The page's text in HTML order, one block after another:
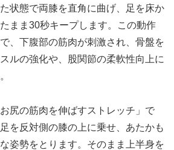
状態で両膝を直角に曲げ、足を床か
まま30秒キープします。この動作
、下腹部の筋肉が刺激され、骨盤を
ルの強化や、股関節の柔軟性向上に
尻の筋肉を伸ばすストレッチ」で
を反対側の膝の上に乗せ、あたかも
姿勢をとります。そのまま上半身を